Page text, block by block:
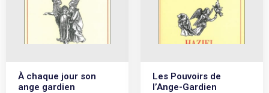
À chaque jour son
ange gardien
Les Pouvoirs de
l’Ange-Gardien